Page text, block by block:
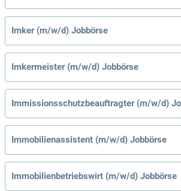
Imker (m/w/d) Jobbörse
Imkermeister (m/w/d) Jobbörse
Immissionsschutzbeauftragter (m/w/d)
Immobilienassistent (m/w/d) Jobbörse
Immobilienbetriebswirt (m/w/d) Jobbörse